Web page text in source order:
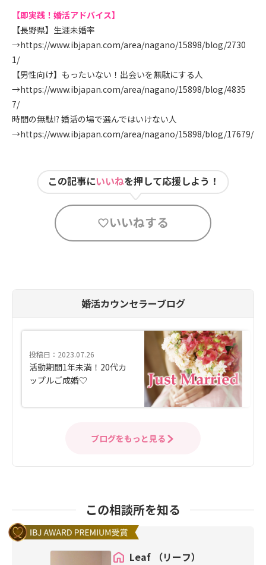
【即実践！婚活アドバイス】
【長野県】生涯未婚率
→https://www.ibjapan.com/area/nagano/15898/blog/2730
1/
【男性向け】もったいない！出会いを無駄にする人
→https://www.ibjapan.com/area/nagano/15898/blog/4835
7/
時間の無駄!? 婚活の場で選んではいけない人
→https://www.ibjapan.com/area/nagano/15898/blog/17679/
この記事にいいねを押して応援しよう！
いいねする
婚活カウンセラーブログ
投稿日：2023.07.26
活動期間1年未満！20代カ
ップルご成婚♡
ブログをもっと見る
この相談所を知る
Leaf （リーフ）